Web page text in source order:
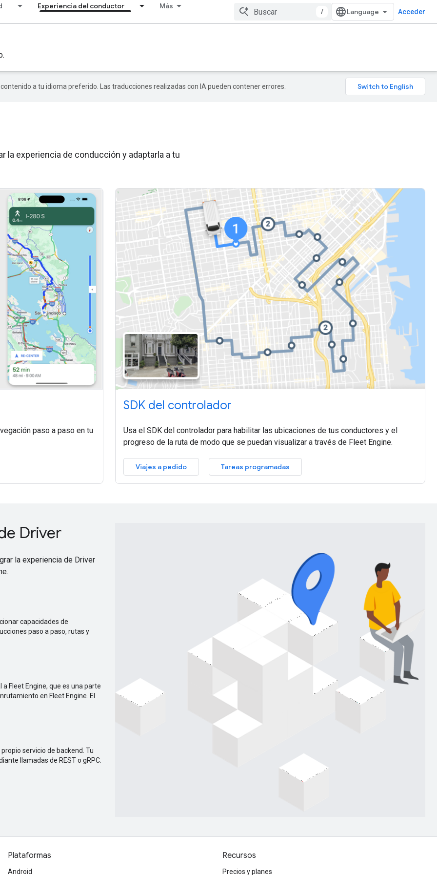
Experiencia del conductor Más
/ Acceder
a tu idioma preferido. Las traducciones realizadas con IA pueden contener errores.
la experiencia de conducción y adaptarla a tu
paso a paso en tu
SDK del controlador
Usa el SDK del controlador para habilitar las ubicaciones de tus conductores y el
progreso de la ruta de modo que se puedan visualizar a través de Fleet Engine.
Viajes a pedido Tareas programadas
Driver
la experiencia de Driver
capacidades de
paso a paso, rutas y
a Fleet Engine, que es una parte
en Fleet Engine. El
servicio de backend. Tu
llamadas de REST o gRPC.
Plataformas
Android
Recursos
Precios y planes